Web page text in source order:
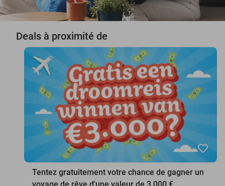
Deals à proximité de
favorite_border
Tentez gratuitement votre chance de gagner un